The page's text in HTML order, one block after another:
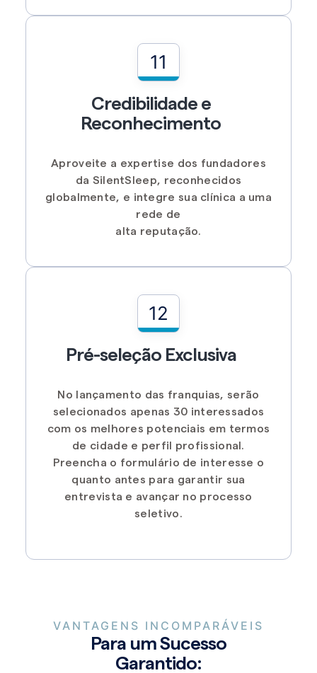
11
Credibilidade e
Reconhecimento
Aproveite a expertise dos fundadores
da SilentSleep, reconhecidos
globalmente, e integre sua clínica a uma
rede de
alta reputação.
12
Pré-seleção Exclusiva
No lançamento das franquias, serão
selecionados apenas 30 interessados
com os melhores potenciais em termos
de cidade e perfil profissional.
Preencha o formulário de interesse o
quanto antes para garantir sua
entrevista e avançar no processo
seletivo.
VANTAGENS INCOMPARÁVEIS
Para um Sucesso
Garantido: